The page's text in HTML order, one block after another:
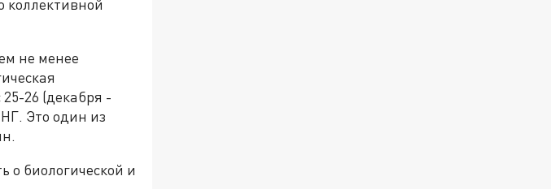
коллективной
не менее
26 (декабря -
Это один из
о биологической и